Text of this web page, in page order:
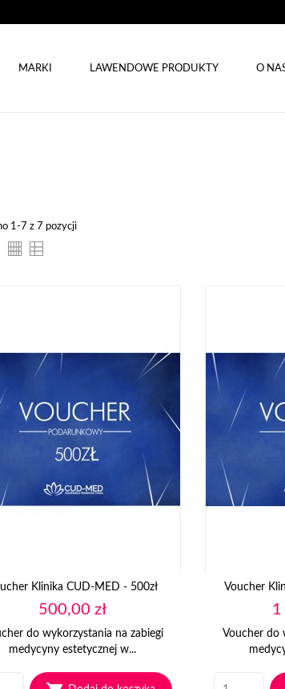
MARKI LAWENDOWE PRODUKTY O
1-7 z 7 pozycji
Klinika CUD-MED - 500zł
Cena
500,00 zł
do wykorzystania na zabiegi
medycyny estetycznej w...
Voucher
1
Voucher do